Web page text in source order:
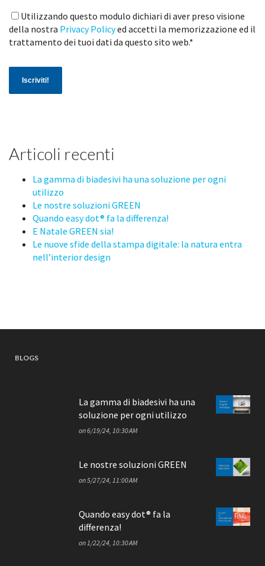
Utilizzando questo modulo dichiari di aver preso visione
della nostra Privacy Policyed accetti la memorizzazione ed il
trattamento dei tuoi dati da questo sito web.*
Articoli recenti
La gamma di biadesivi ha una soluzione per ogni
utilizzo
Le nostre soluzioni GREEN
Quando easy dot® fa la differenza!
E Natale GREEN sia!
Le nuove sfide della stampa digitale: la natura entra
nell’interior design
BLOGS
La gamma di biadesivi ha una
soluzione per ogni utilizzo
on6/19/24, 10:30 AM
Le nostre soluzioni GREEN
on5/27/24, 11:00 AM
Quando easy dot® fa la
differenza!
on1/22/24, 10:30 AM